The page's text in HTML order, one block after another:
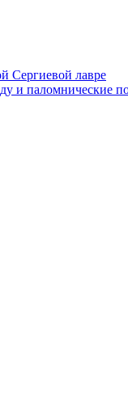
Сергиевой лавре
и паломнические